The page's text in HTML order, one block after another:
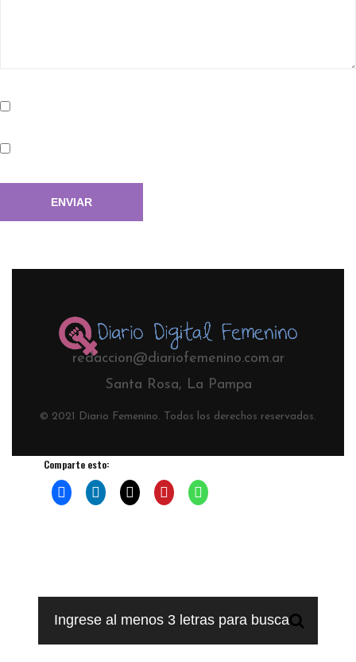
redaccion@diariofemenino.com.ar
Santa Rosa, La Pampa
© 2021 Diario Femenino. Todos los derechos reservados.
Comparte esto: